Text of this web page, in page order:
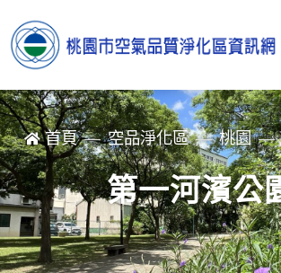
首頁 空品淨化區 桃園
第一河濱公